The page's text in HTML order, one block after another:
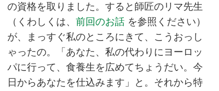
の資格を取りました。すると師匠のリマ先生
（くわしくは、 前回のお話 を参照ください）
が、まっすぐ私のところにきて、こうおっし
ゃったの。「あなた、私の代わりにヨーロッ
パに行って、食養生を広めてちょうだい。今
日からあなたを仕込みます」と。それから特